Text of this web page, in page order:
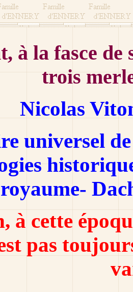
à la fasce de
trois
Nicolas
universel
royaume-
à cette
pas